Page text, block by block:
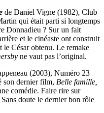
de Daniel Vigne (1982), Club
qui était parti si longtemps
Donnadieu ? Sur un fait
et le cinéaste ont construit
le César obtenu. Le remake
ne vaut pas l’original.
(2003), Numéro 23
son dernier film, Belle famille,
comédie. Faire rire sur
doute le dernier bon rôle